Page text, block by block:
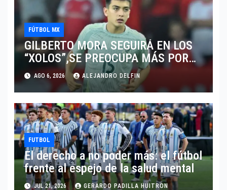
FÚTBOL MX
GILBERTO MORA SEGUIRÁ EN LOS
“XOLOS”,SE PREOCUPA MÁS POR
JUGAR EN SU EQUIPO.
AGO 6, 2026 ALEJANDRO DELFIN
FUTBOL
El derecho a no poder más: el fútbol
frente al espejo de la salud mental
JUL 21, 2026 GERARDO PADILLA HUITRON